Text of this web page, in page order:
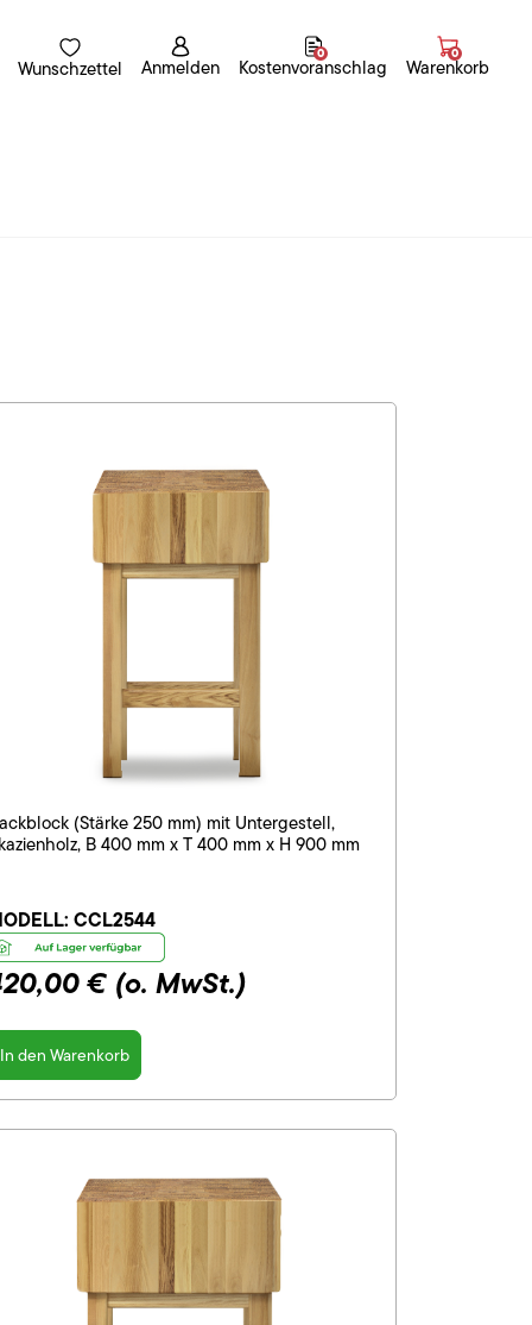
Wunschzettel Anmelden Kostenvoranschlag
0
Warenkorb
0
(Stärke 250 mm) mit Untergestell,
B 400 mm x T 400 mm x H 900 mm
CCL2544
€ (o. MwSt.)
In den Warenkorb